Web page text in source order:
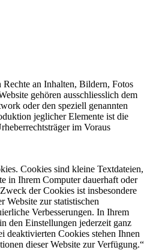
an Inhalten, Bildern, Fotos
gehören ausschliesslich dem
oder den speziell genannten
jeglicher Elemente ist die
im Voraus
Cookies sind kleine Textdateien,
in Ihrem Computer dauerhaft oder
der Cookies ist insbesondere
Website zur statistischen
Verbesserungen. In Ihrem
den Einstellungen jederzeit ganz
deaktivierten Cookies stehen Ihnen
dieser Website zur Verfügung.“